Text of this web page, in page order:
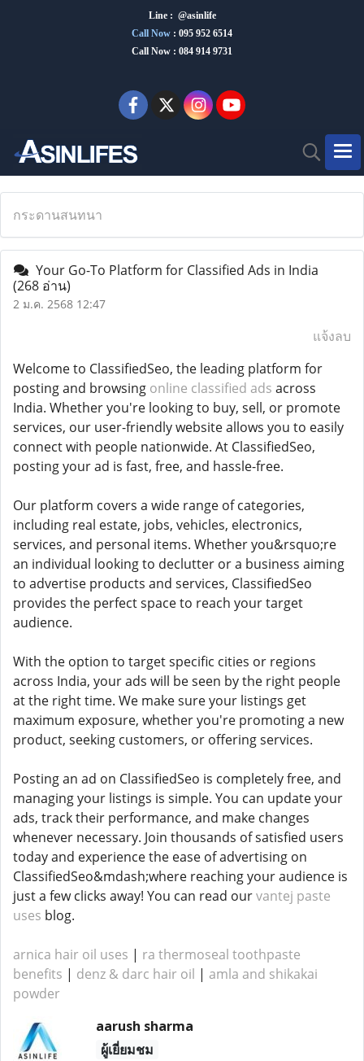
Line : @asinlife
Call Now : 095 952 6514
Call Now : 084 914 9731
กระดานสนทนา
Your Go-To Platform for Classified Ads in India
(268 อ่าน)
2 ม.ค. 2568 12:47
แจ้งลบ
Welcome to ClassifiedSeo, the leading platform for
posting and browsing online classified ads across
India. Whether you're looking to buy, sell, or promote
services, our user-friendly website allows you to easily
connect with people nationwide. At ClassifiedSeo,
posting your ad is fast, free, and hassle-free.
Our platform covers a wide range of categories,
including real estate, jobs, vehicles, electronics,
services, and personal items. Whether you&rsquo;re
an individual looking to declutter or a business aiming
to advertise products and services, ClassifiedSeo
provides the perfect space to reach your target
audience.
With the option to target specific cities or regions
across India, your ads will be seen by the right people
at the right time. We make sure your listings get
maximum exposure, whether you're promoting a new
product, seeking customers, or offering services.
Posting an ad on ClassifiedSeo is completely free, and
managing your listings is simple. You can update your
ads, track their performance, and make changes
whenever necessary. Join thousands of satisfied users
today and experience the ease of advertising on
ClassifiedSeo&mdash;where reaching your audience is
just a few clicks away! You can read ourvantej paste
uses blog.
arnica hair oil uses | ra thermoseal toothpaste
benefits | denz & darc hair oil | amla and shikakai
powder
aarush sharma
ผู้เยี่ยมชม